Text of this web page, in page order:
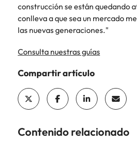
construcción se están quedando
conlleva a que sea un mercado
las nuevas generaciones."
Consulta nuestras guías
Compartir artículo
Contenido relacionado